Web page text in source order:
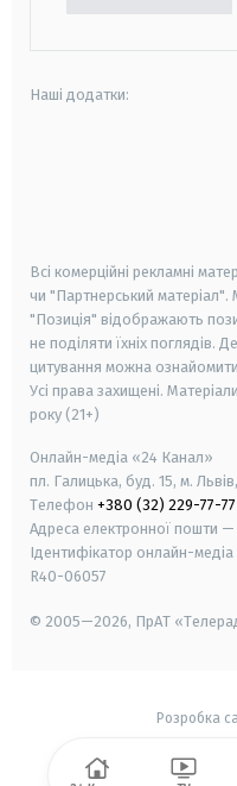
Наші додатки:
Всі комерційні рекламні
чи "Партнерський матеріал".
"Позиція" відображають
не поділяти їхніх поглядів.
цитування можна
Усі права захищені.
року (21+)
Онлайн-медіа «24 Канал»
пл. Галицька, буд. 15, м.
Телефон +380 (32) 229-77-77
Адреса електронної пошти —
Ідентифікатор онлайн-медіа
R40-06057
© 2005—2026, ПрАТ
Розробка